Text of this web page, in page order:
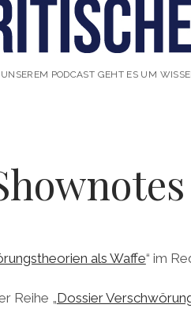
PODCAST GEHT ES UM
als Waffe“ im
Reihe „Dossier